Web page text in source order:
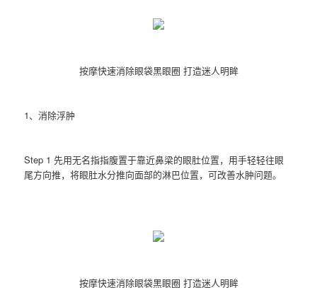
按摩快速消除眼袋黑眼圈 打造迷人明眸
1、消除浮肿
Step 1 先用无名指指腹置于靠近鼻梁的眼肚位置，用手轻轻往眼
尾方向推，将眼肚水分推向面部的淋巴位置，可改善水肿问题。
按摩快速消除眼袋黑眼圈 打造迷人明眸